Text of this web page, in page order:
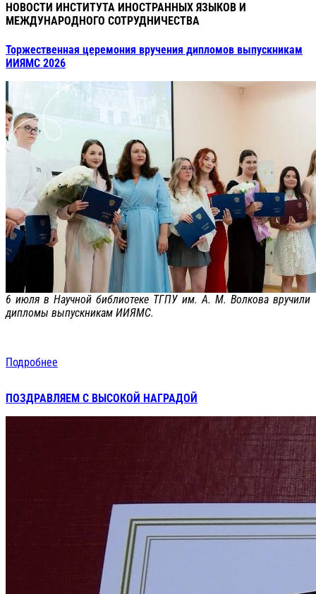
НОВОСТИ ИНСТИТУТА ИНОСТРАННЫХ ЯЗЫКОВ И
МЕЖДУНАРОДНОГО СОТРУДНИЧЕСТВА
Торжественная церемония вручения дипломов выпускникам
ИИЯМС 2026
6 июля в Научной библиотеке ТГПУ им. А. М. Волкова вручили
дипломы выпускникам ИИЯМС.
Подробнее
ПОЗДРАВЛЯЕМ С ВЫСОКОЙ НАГРАДОЙ